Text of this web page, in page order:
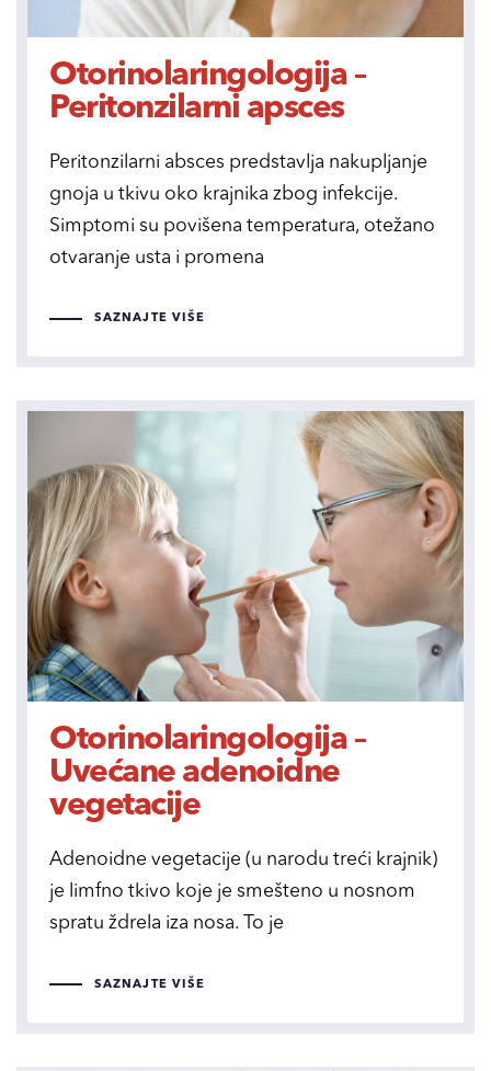
Otorinolaringologija –
Peritonzilarni apsces
Peritonzilarni absces predstavlja nakupljanje
gnoja u tkivu oko krajnika zbog infekcije.
Simptomi su povišena temperatura, otežano
otvaranje usta i promena
SAZNAJTE VIŠE
Otorinolaringologija –
Uvećane adenoidne
vegetacije
Adenoidne vegetacije (u narodu treći krajnik)
je limfno tkivo koje je smešteno u nosnom
spratu ždrela iza nosa. To je
SAZNAJTE VIŠE